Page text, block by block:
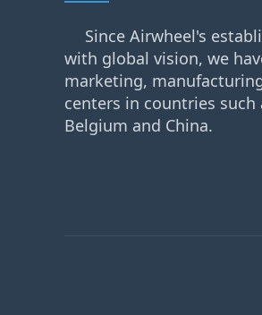
Since Airwheel's
with global vision, we
marketing,
centers in countries such
Belgium and China.